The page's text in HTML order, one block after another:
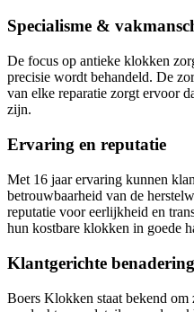
Specialisme &
De focus op antieke klokken
precisie wordt behandeld. De
van elke reparatie zorgt ervoor
zijn.
Ervaring en reputatie
Met 16 jaar ervaring kunnen
betrouwbaarheid van de
reputatie voor eerlijkheid en
hun kostbare klokken in goede
Klantgerichte benadering
Boers Klokken staat bekend